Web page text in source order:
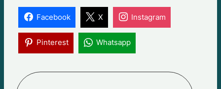
Facebook X Instagram
Pinterest Whatsapp